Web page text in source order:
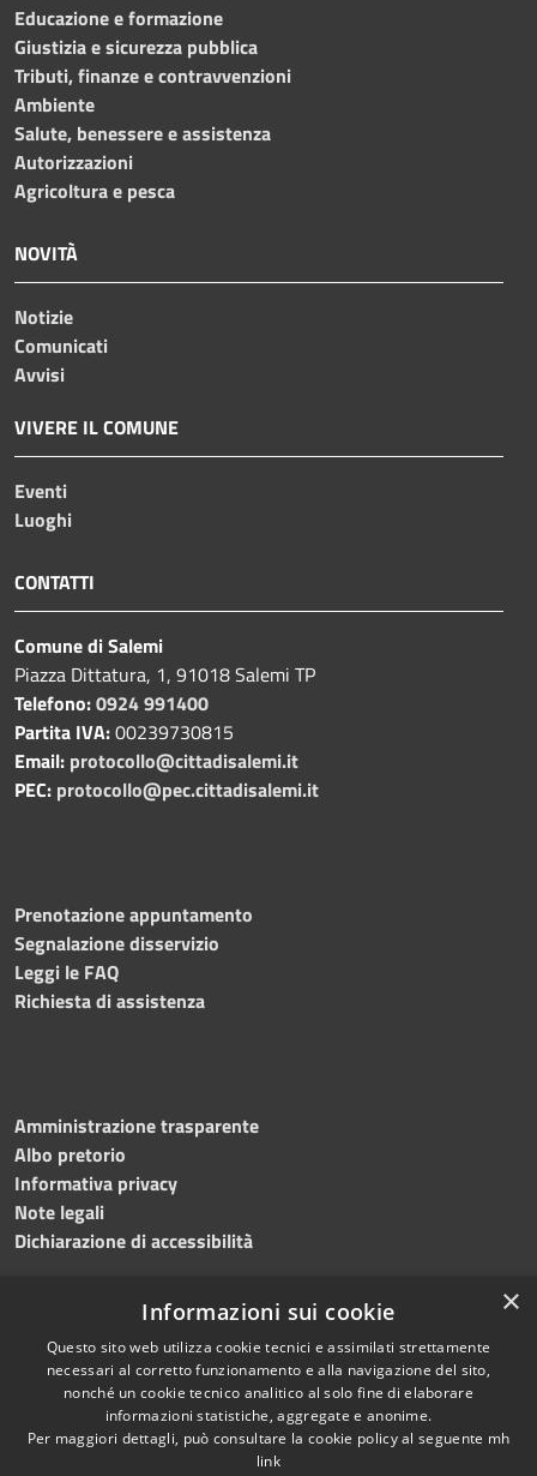
Educazione e formazione
Giustizia e sicurezza pubblica
Tributi, finanze e contravvenzioni
Ambiente
Salute, benessere e assistenza
Autorizzazioni
Agricoltura e pesca
NOVITÀ
Notizie
Comunicati
Avvisi
VIVERE IL COMUNE
Eventi
Luoghi
CONTATTI
Comune di Salemi
Piazza Dittatura, 1, 91018 Salemi TP
Telefono:0924 991400
Partita IVA:00239730815
Email: protocollo@cittadisalemi.it
PEC: protocollo@pec.cittadisalemi.it
Prenotazione appuntamento
Segnalazione disservizio
Leggi le FAQ
Richiesta di assistenza
Amministrazione trasparente
Albo pretorio
Informativa privacy
Note legali
Dichiarazione di accessibilità
Accessibilità
Copyright © 2026 • Comune di
Salemi • Powered by
×
Informazioni sui cookie
Questo sito web utilizza cookie tecnici e assimilati strettamente
necessari al corretto funzionamento e alla navigazione del sito,
nonché un cookie tecnico analitico al solo fine di elaborare
informazioni statistiche, aggregate e anonime.
Per maggiori dettagli, può consultare la cookie policy al seguente mh
link